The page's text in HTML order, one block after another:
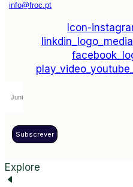
info@froc.pt
Icon-
Subscrever
Explore